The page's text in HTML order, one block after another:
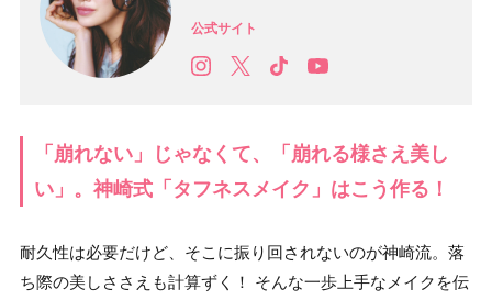
公式サイト
「崩れない」じゃなくて、「崩れる様さえ美し
い」。神崎式「タフネスメイク」はこう作る！
耐久性は必要だけど、そこに振り回されないのが神崎流。落
ち際の美しささえも計算ずく！ そんな一歩上手なメイクを伝